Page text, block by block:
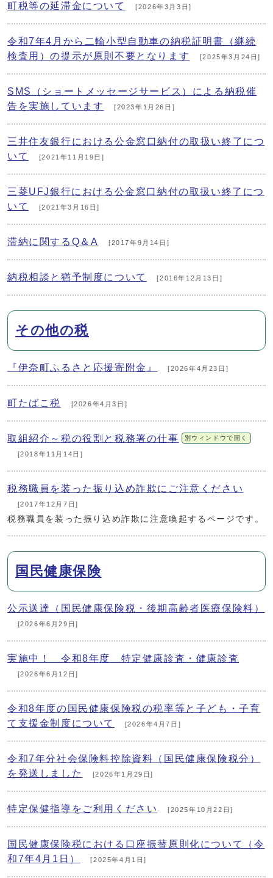
町税等の延滞金について [2026年3月3日]
令和7年4月から二輪小型自動車の納税証明書（継続
検査用）の提示が原則不要となります
[2025年3月24日]
SMS（ショートメッセージサービス）による納税催
告を実施しています
[2023年1月26日]
三井住友銀行における公金窓口納付の取扱い終了につ
いて
[2021年11月19日]
三菱UFJ銀行における公金窓口納付の取扱い終了につ
いて
[2021年3月16日]
滞納に関するQ＆A [2017年9月14日]
納税相談と猶予制度について [2016年12月13日]
その他の税
『伊奈町ふるさと応援寄附金』 [2026年4月23日]
町たばこ税 [2026年4月3日]
取組紹介～税の役割と税務署の仕事 別ウィンドウで開く
[2018年11月14日]
税務職員を装った振り込め詐欺にご注意ください
[2017年12月7日]
税務職員を装った振り込め詐欺に注意喚起するページです。
国民健康保険
公示送達（国民健康保険税・後期高齢者医療保険料）
[2026年6月29日]
実施中！ 令和8年度 特定健康診査・健康診査
[2026年6月12日]
令和8年度の国民健康保険税の税率等と子ども・子育
て支援金制度について
[2026年4月7日]
令和7年分社会保険料控除資料（国民健康保険税分）
を発送しました
[2026年1月29日]
特定保健指導をご利用ください [2025年10月22日]
国民健康保険税における口座振替原則化について（令
和7年4月1日）
[2025年4月1日]